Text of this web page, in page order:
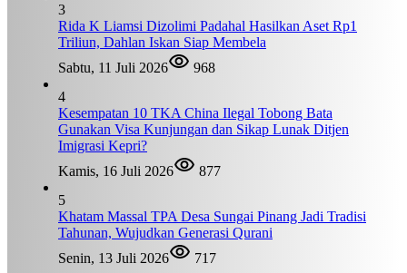
3
Rida K Liamsi Dizolimi Padahal Hasilkan Aset Rp1
Triliun, Dahlan Iskan Siap Membela
Sabtu, 11 Juli 2026
968
4
Kesempatan 10 TKA China Ilegal Tobong Bata
Gunakan Visa Kunjungan dan Sikap Lunak Ditjen
Imigrasi Kepri?
Kamis, 16 Juli 2026
877
5
Khatam Massal TPA Desa Sungai Pinang Jadi Tradisi
Tahunan, Wujudkan Generasi Qurani
Senin, 13 Juli 2026
717